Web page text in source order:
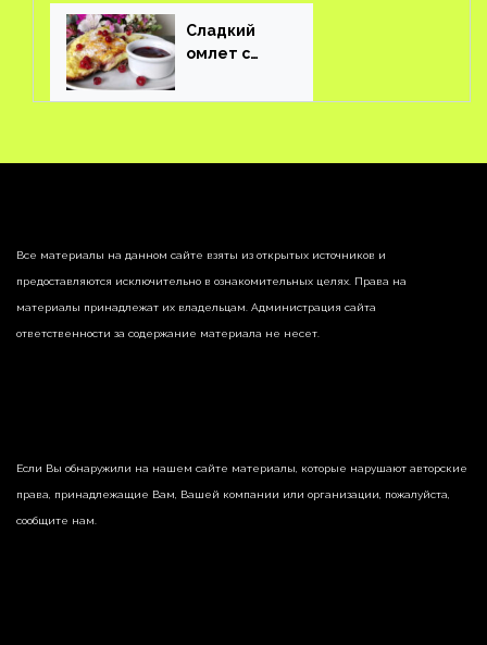
Сладкий
омлет с
Все материалы на данном сайте взяты из открытых источников и
предоставляются исключительно в ознакомительных целях. Права на
материалы принадлежат их владельцам. Администрация сайта
ответственности за содержание материала не несет.
Если Вы обнаружили на нашем сайте материалы, которые нарушают авторские
права, принадлежащие Вам, Вашей компании или организации, пожалуйста,
сообщите нам.